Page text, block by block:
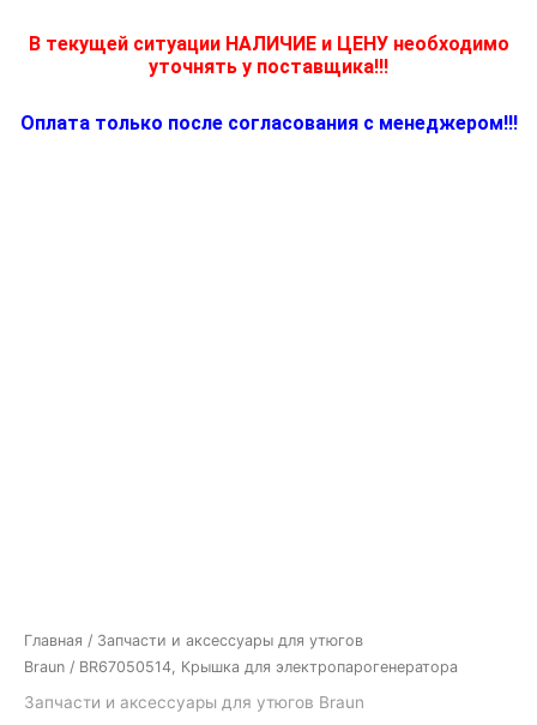
В текущей ситуации НАЛИЧИЕ и ЦЕНУ необходимо
уточнять у поставщика!!!
Оплата только после согласования с менеджером!!!
Главная / Запчасти и аксессуары для утюгов
Braun / BR67050514, Крышка для электропарогенератора
Запчасти и аксессуары для утюгов Braun